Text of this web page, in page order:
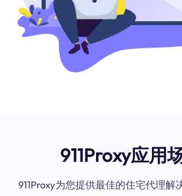
911Proxy应用
911Proxy为您提供最佳的住宅代理解